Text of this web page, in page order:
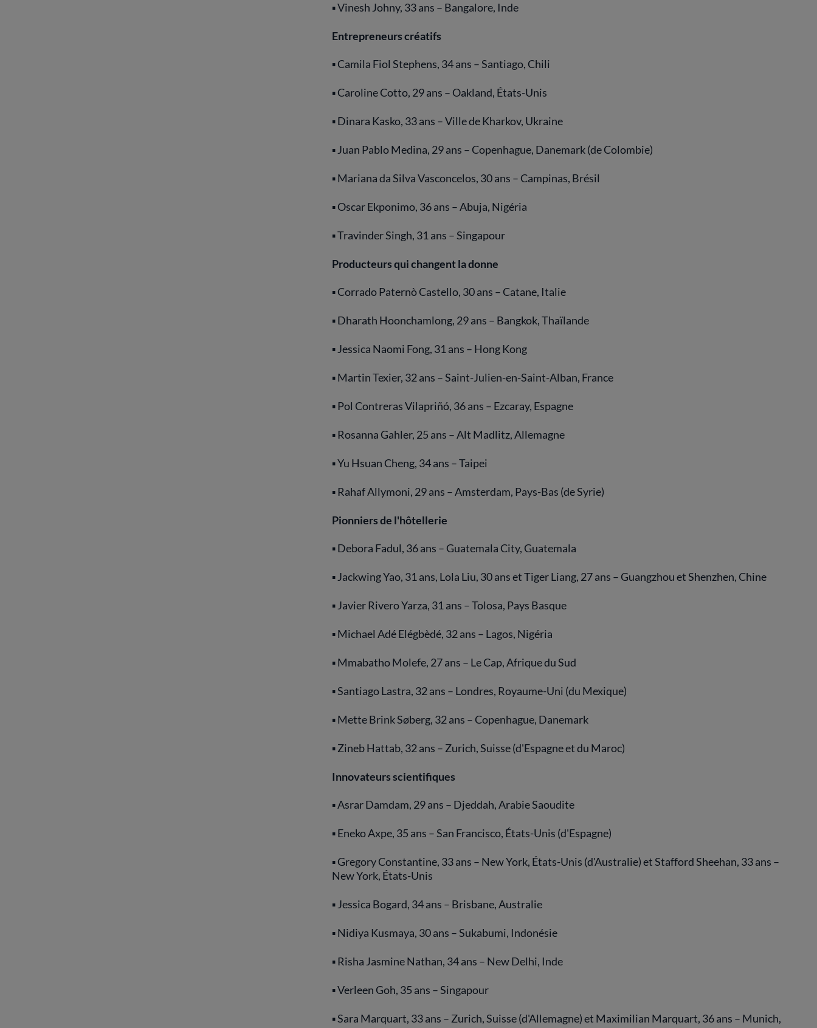
▪ Vinesh Johny, 33 ans – Bangalore, Inde
Entrepreneurs créatifs
▪ Camila Fiol Stephens, 34 ans – Santiago, Chili
▪ Caroline Cotto, 29 ans – Oakland, États-Unis
▪ Dinara Kasko, 33 ans – Ville de Kharkov, Ukraine
▪ Juan Pablo Medina, 29 ans – Copenhague, Danemark (de Colombie)
▪ Mariana da Silva Vasconcelos, 30 ans – Campinas, Brésil
▪ Oscar Ekponimo, 36 ans – Abuja, Nigéria
▪ Travinder Singh, 31 ans – Singapour
Producteurs qui changent la donne
▪ Corrado Paternò Castello, 30 ans – Catane, Italie
▪ Dharath Hoonchamlong, 29 ans – Bangkok, Thaïlande
▪ Jessica Naomi Fong, 31 ans – Hong Kong
▪ Martin Texier, 32 ans – Saint-Julien-en-Saint-Alban, France
▪ Pol Contreras Vilapriñó, 36 ans – Ezcaray, Espagne
▪ Rosanna Gahler, 25 ans – Alt Madlitz, Allemagne
▪ Yu Hsuan Cheng, 34 ans – Taipei
▪ Rahaf Allymoni, 29 ans – Amsterdam, Pays-Bas (de Syrie)
Pionniers de l'hôtellerie
▪ Debora Fadul, 36 ans – Guatemala City, Guatemala
▪ Jackwing Yao, 31 ans, Lola Liu, 30 ans et Tiger Liang, 27 ans – Guangzhou et Shenzhen, Chine
▪ Javier Rivero Yarza, 31 ans – Tolosa, Pays Basque
▪ Michael Adé Elégbèdé, 32 ans – Lagos, Nigéria
▪ Mmabatho Molefe, 27 ans – Le Cap, Afrique du Sud
▪ Santiago Lastra, 32 ans – Londres, Royaume-Uni (du Mexique)
▪ Mette Brink Søberg, 32 ans – Copenhague, Danemark
▪ Zineb Hattab, 32 ans – Zurich, Suisse (d'Espagne et du Maroc)
Innovateurs scientifiques
▪ Asrar Damdam, 29 ans – Djeddah, Arabie Saoudite
▪ Eneko Axpe, 35 ans – San Francisco, États-Unis (d'Espagne)
▪ Gregory Constantine, 33 ans – New York, États-Unis (d'Australie) et Stafford Sheehan, 33 ans –
New York, États-Unis
▪ Jessica Bogard, 34 ans – Brisbane, Australie
▪ Nidiya Kusmaya, 30 ans – Sukabumi, Indonésie
▪ Risha Jasmine Nathan, 34 ans – New Delhi, Inde
▪ Verleen Goh, 35 ans – Singapour
▪ Sara Marquart, 33 ans – Zurich, Suisse (d'Allemagne) et Maximilian Marquart, 36 ans – Munich,